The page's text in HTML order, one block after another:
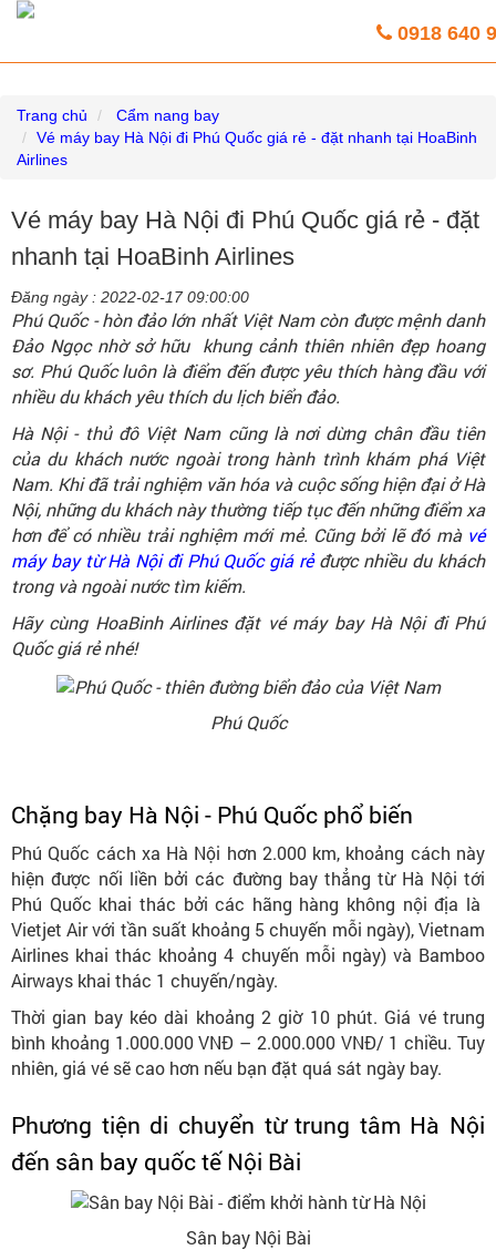
0918 640
Trang chủ
Cẩm nang bay
Vé máy bay Hà Nội đi Phú Quốc giá rẻ - đặt nhanh tại HoaBinh
Airlines
Vé máy bay Hà Nội đi Phú Quốc giá rẻ - đặt
nhanh tại HoaBinh Airlines
Đăng ngày : 2022-02-17 09:00:00
Phú Quốc - hòn đảo lớn nhất Việt Nam còn được mệnh danh
Đảo Ngọc nhờ sở hữu khung cảnh thiên nhiên đẹp hoang
sơ. Phú Quốc luôn là điểm đến được yêu thích hàng đầu với
nhiều du khách yêu thích du lịch biển đảo.
Hà Nội - thủ đô Việt Nam cũng là nơi dừng chân đầu tiên
của du khách nước ngoài trong hành trình khám phá Việt
Nam. Khi đã trải nghiệm văn hóa và cuộc sống hiện đại ở Hà
Nội, những du khách này thường tiếp tục đến những điểm xa
hơn để có nhiều trải nghiệm mới mẻ. Cũng bởi lẽ đó mà vé
máy bay từ Hà Nội đi Phú Quốc giá rẻđược nhiều du khách
trong và ngoài nước tìm kiếm.
Hãy cùng HoaBinh Airlines đặt vé máy bay Hà Nội đi Phú
Quốc giá rẻ nhé!
Phú Quốc
Chặng bay Hà Nội - Phú Quốc phổ biến
Phú Quốc cách xa Hà Nội hơn 2.000 km, khoảng cách này
hiện được nối liền bởi các đường bay thẳng từ Hà Nội tới
Phú Quốc khai thác bởi các hãng hàng không nội địa là
Vietjet Air với tần suất khoảng 5 chuyến mỗi ngày), Vietnam
Airlines khai thác khoảng 4 chuyến mỗi ngày) và Bamboo
Airways khai thác 1 chuyến/ngày.
Thời gian bay kéo dài khoảng 2 giờ 10 phút. Giá vé trung
bình khoảng 1.000.000 VNĐ – 2.000.000 VNĐ/ 1 chiều. Tuy
nhiên, giá vé sẽ cao hơn nếu bạn đặt quá sát ngày bay.
Phương tiện di chuyển từ trung tâm Hà Nội
đến sân bay quốc tế Nội Bài
Sân bay Nội Bài